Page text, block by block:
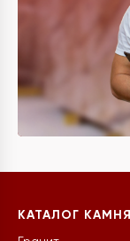
КАТАЛОГ КАМНЯ